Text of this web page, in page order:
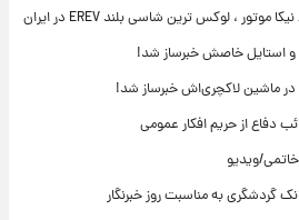
و استایل خاصش خبرساز شد!
ماشین لاکچری‌اش خبرساز شد!
دفاع از حریم افکار عمومی
ویدیو
گردشگری به مناسبت روز خبرنگار